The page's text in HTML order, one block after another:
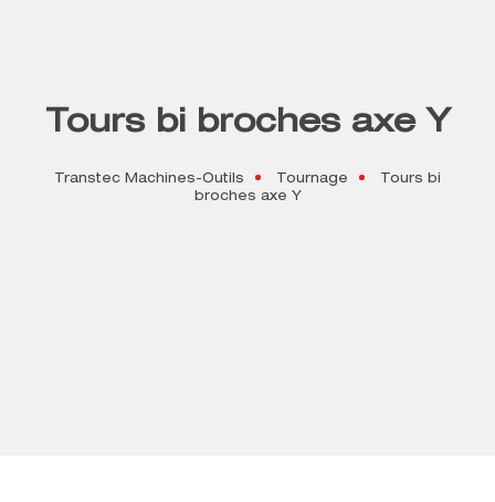
Tours bi broches axe Y
Transtec Machines-Outils Tournage
Tours bi
broches axe Y